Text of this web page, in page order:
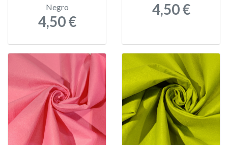
Negro
4,50 €
4,50 €